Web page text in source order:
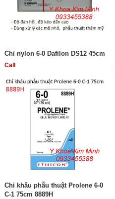
Chỉ nylon 6-0 Dafilon DS12 45cm
Call
Chỉ khâu phẫu thuật Prolene 6-0
C-1 75cm 8889H